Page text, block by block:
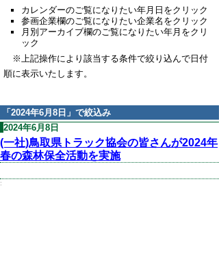
カレンダーのご覧になりたい年月日をクリック
参画企業欄のご覧になりたい企業名をクリック
月別アーカイブ欄のご覧になりたい年月をクリ
ック
※上記操作により該当する条件で絞り込んで日付
順に表示いたします。
「 2024年6月8日 」で絞込み
2024年6月8日
(一社)鳥取県トラック協会の皆さんが2024年
春の森林保全活動を実施
: